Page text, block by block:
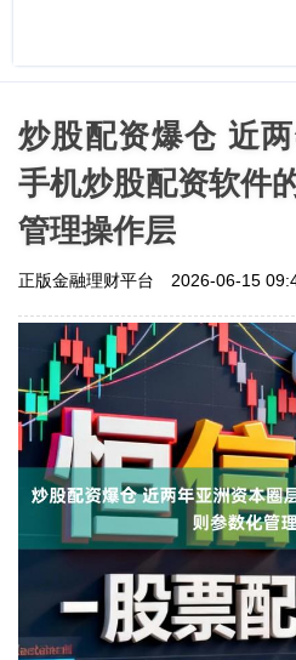
炒股配资爆仓 近
手机炒股配资软件
管理操作层
正版金融理财平台 2026-06-15